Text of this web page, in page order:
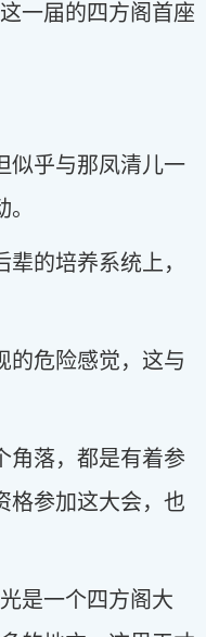
一届的四方阁首座
似乎与那凤清儿一
的培养系统上，
的危险感觉，这与
角落，都是有着参
格参加这大会，也
是一个四方阁大